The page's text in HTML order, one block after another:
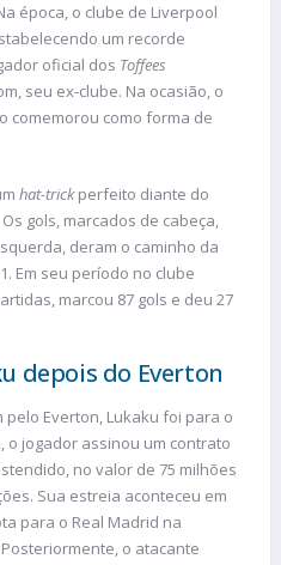
época, o clube de Liverpool
um recorde
oficial dos Toffees
seu ex-clube. Na ocasião, o
comemorou como forma de
hat-trickperfeito diante do
gols, marcados de cabeça,
deram o caminho da
Em seu período no clube
marcou 87 gols e deu 27
depois do Everton
Everton, Lukaku foi para o
o jogador assinou um contrato
no valor de 75 milhões
Sua estreia aconteceu em
para o Real Madrid na
Posteriormente, o atacante